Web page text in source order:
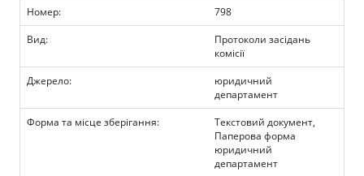
Документи
Номер:
798
Вид:
Протоколи засідань
комісії
Джерело:
юридичний
департамент
Форма та місце зберігання:
Текстовий документ,
Паперова форма
юридичний
департамент